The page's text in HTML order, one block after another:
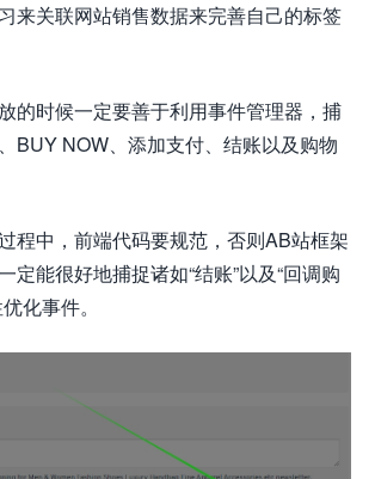
来关联网站销售数据来完善自己的标签
的时候一定要善于利用事件管理器，捕
BUY NOW、添加支付、结账以及购物
程中，前端代码要规范，否则AB站框架
定能很好地捕捉诸如“结账”以及“回调购
化事件。